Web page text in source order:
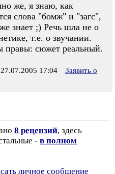
же, я знаю, как
слова "бомж" и "загс",
знает ;) Речь шла не о
т.е. о звучании.
правы: сюжет реальный.
17:04
Заявить о
8 рецензий, здесь
- в полном
личное сообщение